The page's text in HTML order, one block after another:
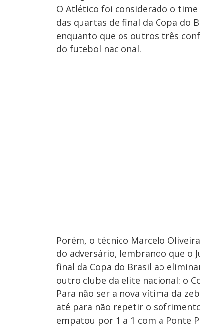
O Atlético foi considerado o
das quartas de final da Copa do
enquanto que os outros três
do futebol nacional.
Porém, o técnico Marcelo
do adversário, lembrando que o
final da Copa do Brasil ao
outro clube da elite nacional: o
Para não ser a nova vítima da
até para não repetir o
empatou por 1 a 1 com a Ponte